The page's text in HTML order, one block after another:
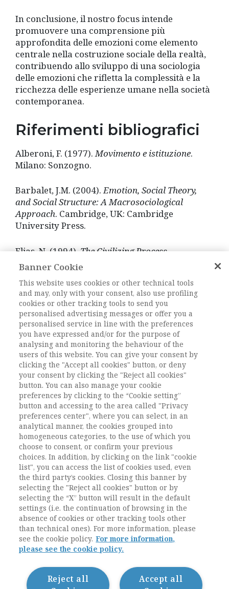
In conclusione, il nostro focus intende
promuovere una comprensione più
approfondita delle emozioni come elemento
centrale nella costruzione sociale della realtà,
contribuendo allo sviluppo di una sociologia
delle emozioni che rifletta la complessità e la
ricchezza delle esperienze umane nella società
contemporanea.
Riferimenti bibliografici
Alberoni, F. (1977).Movimento e istituzione.
Milano: Sonzogno.
Barbalet, J.M. (2004).Emotion, Social Theory,
and Social Structure: A Macrosociological
Approach. Cambridge, UK: Cambridge
University Press.
Elias, N. (1994).The Civilizing Process.
Cambridge, MA: Blackwell.
Hochschild, A. (1983a/2012).The Managed
Heart. Commercialization of Human Feelings.
Berkeley, CA: University of California Press.
Lewis, H. (1971).Shame and Guilt in Neurosis.
New York: International University Press.
Scheff, T.J. (2000). Shame and the Social Bond: A
Sociological Theory.Sociological Theory
84-99.
Turner, J.H. e Stets, J.E. (2005).Sociology of
Emotions. New York: Cambridge University
Press.
Contatti / Contacts
Privacy
Cookie Policy
Banner Cookie
This website uses cookies or other technical tools
and may, only with your consent, also use profiling
cookies or other tracking tools to send you
personalised advertising messages or offer you a
personalised service in line with the preferences
you have expressed and/or for the purpose of
analysing and monitoring the behaviour of the
users of this website. You can give your consent by
clicking the "Accept all cookies" button, or deny
your consent by clicking the "Reject all cookies"
button. You can also manage your cookie
preferences by clicking to the “Cookie setting”
button and accessing to the area called "Privacy
preferences center", where you can select, in an
analytical manner, the cookies grouped into
homogeneous categories, to the use of which you
choose to consent, or confirm your previous
choices. In addition, by clicking on the link "cookie
list", you can access the list of cookies used, even
the third party’s cookies. Closing this banner by
selecting the "Reject all cookies" button or by
selecting the “X” button will result in the default
settings (i.e. the continuation of browsing in the
absence of cookies or other tracking tools other
than technical ones). For more information, please
see the cookie policy. For more information,
please see the cookie policy.
Accept all
Reject all